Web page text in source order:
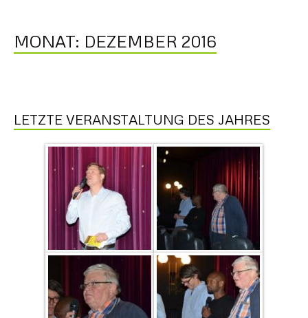
MONAT: DEZEMBER 2016
LETZTE VERANSTALTUNG DES JAHRES